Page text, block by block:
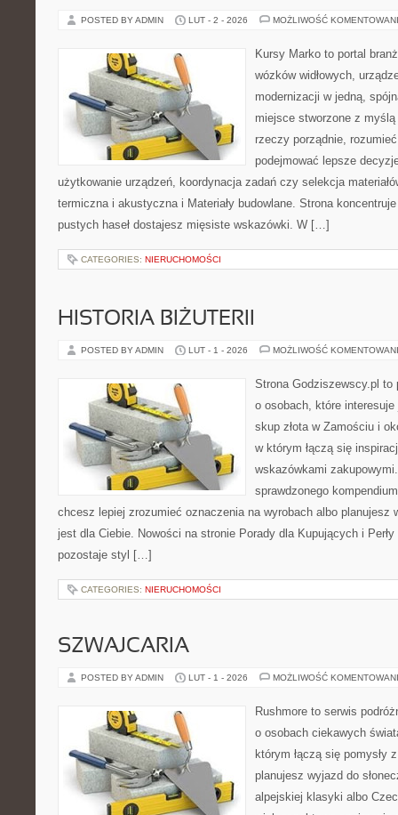
POSTED BY ADMIN LUT - 2 - 2026 MOŻLIWOŚĆ
Kursy Marko to portal
wózków widłowych,
modernizacji w jedną,
miejsce stworzone z
rzeczy porządnie,
podejmować lepsze
użytkowanie urządzeń, koordynacja zadań czy selekcja
termiczna i akustyczna i Materiały budowlane. Strona
pustych haseł dostajesz mięsiste wskazówki. W […]
CATEGORIES: NIERUCHOMOŚCI
HISTORIA BIŻUTERII
POSTED BY ADMIN LUT - 1 - 2026 MOŻLIWOŚĆ
Strona Godziszewscy.pl to
o osobach, które
skup złota w Zamościu i
w którym łączą się
wskazówkami
sprawdzonego
chcesz lepiej zrozumieć oznaczenia na wyrobach albo planujesz
jest dla Ciebie. Nowości na stronie Porady dla Kupujących i
pozostaje styl […]
CATEGORIES: NIERUCHOMOŚCI
SZWAJCARIA
POSTED BY ADMIN LUT - 1 - 2026 MOŻLIWOŚĆ
Rushmore to serwis
o osobach ciekawych
którym łączą się pomysły
planujesz wyjazd do
alpejskiej klasyki albo